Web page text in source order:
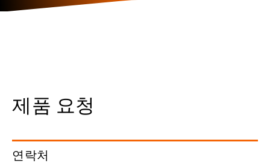
제품 요청
연락처